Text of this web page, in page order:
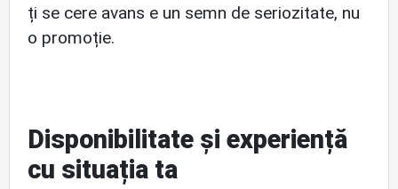
ți se cere avans e un semn de seriozitate, nu
o promoție.
Disponibilitate și experiență
cu situația ta